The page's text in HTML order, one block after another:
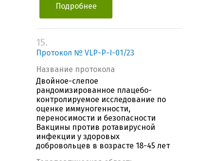
Подробнее
15.
Протокол № VLP-Р-I-01/23
Название протокола
Двойное-слепое
рандомизированное плацебо-
контролируемое исследование по
оценке иммуногенности,
переносимости и безопасности
Вакцины против ротавирусной
инфекции у здоровых
добровольцев в возрасте 18-45 лет